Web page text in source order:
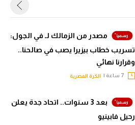
مصدر من الزمالك لـ في الجول:
تسريب خطاب بيزيرا يصب في صالحنا..
وقرارنا نهائي
الكرة المصرية
بعد 3 سنوات.. اتحاد جدة يعلن
رحيل فابينيو